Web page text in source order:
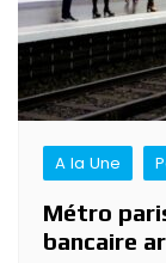
A la Une
Métro
bancaire